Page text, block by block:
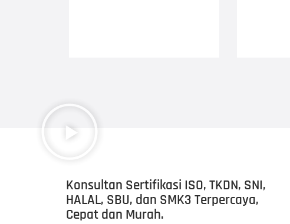
Konsultan Sertifikasi ISO, TKDN, SNI,
HALAL, SBU, dan SMK3 Terpercaya,
Cepat dan Murah.